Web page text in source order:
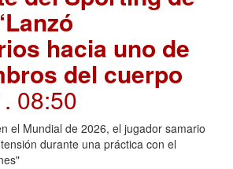
hacia uno de
del cuerpo
. 08:50
el Mundial de 2026, el jugador samario
durante una práctica con el